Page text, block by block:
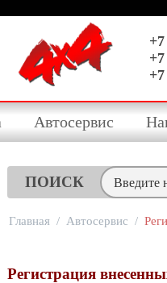
Автосервис
ПОИСК
Главная / Автосервис /
Регистрация